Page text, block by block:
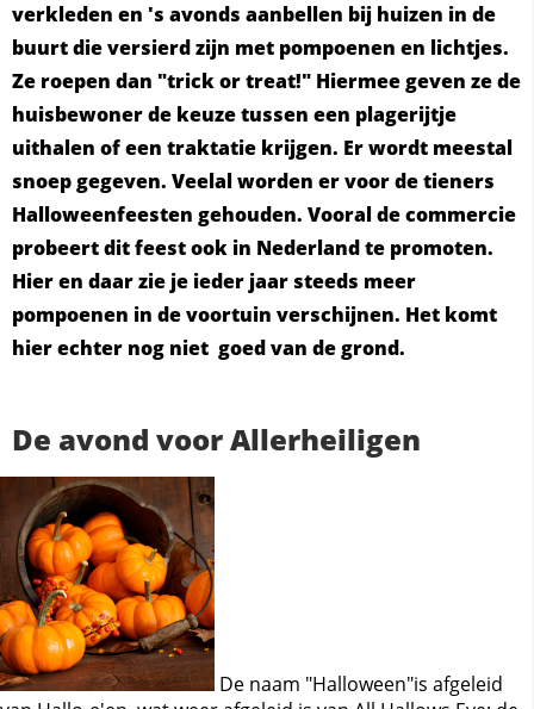
verkleden en 's avonds aanbellen bij huizen in de
buurt die versierd zijn met pompoenen en lichtjes.
Ze roepen dan "trick or treat!" Hiermee geven ze de
huisbewoner de keuze tussen een plagerijtje
uithalen of een traktatie krijgen. Er wordt meestal
snoep gegeven. Veelal worden er voor de tieners
Halloweenfeesten gehouden. Vooral de commercie
probeert dit feest ook in Nederland te promoten.
Hier en daar zie je ieder jaar steeds meer
pompoenen in de voortuin verschijnen. Het komt
hier echter nog niet goed van de grond.
De avond voor Allerheiligen
De naam "Halloween"is afgeleid